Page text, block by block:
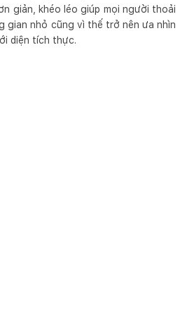
giản, khéo léo giúp mọi người thoải
gian nhỏ cũng vì thế trở nên ưa nhìn
diện tích thực.